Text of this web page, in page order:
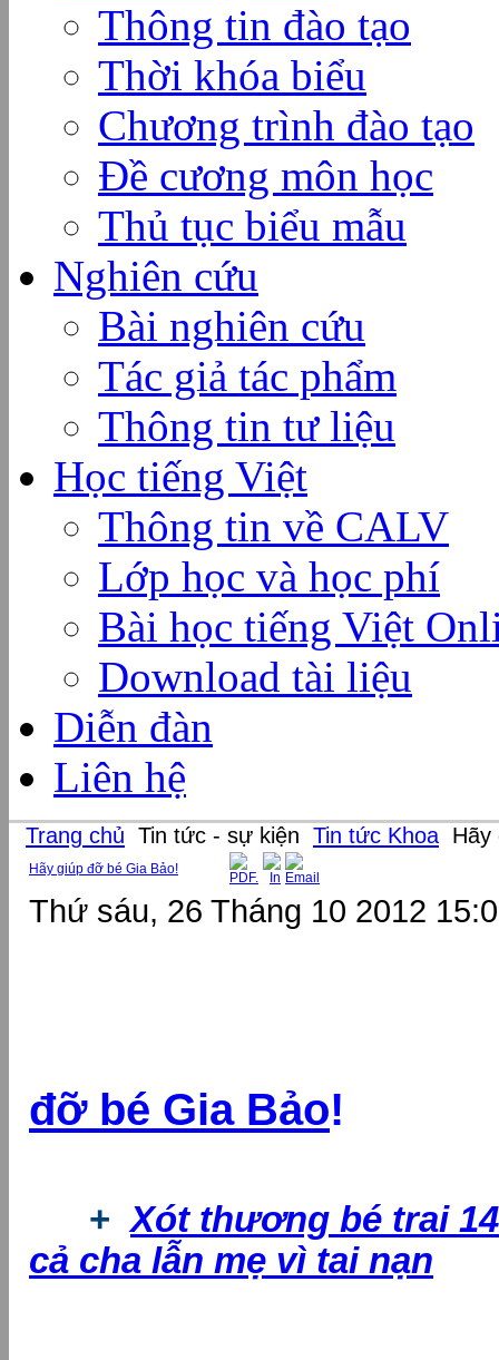
Thông tin đào tạo
Thời khóa biểu
Chương trình đào tạo
Đề cương môn học
Thủ tục biểu mẫu
Nghiên cứu
Bài nghiên cứu
Tác giả tác phẩm
Thông tin tư liệu
Học tiếng Việt
Thông tin về CALV
Lớp học và học phí
Bài học tiếng Việt
Download tài liệu
Diễn đàn
Liên hệ
Trang chủ Tin tức - sự kiện Tin tức Khoa Hãy
Hãy giúp đỡ bé Gia Bảo!
Thứ sáu, 26 Tháng 10 2012
đỡ bé Gia Bảo!
+Xót thương bé trai
cả cha lẫn mẹ vì tai nạn